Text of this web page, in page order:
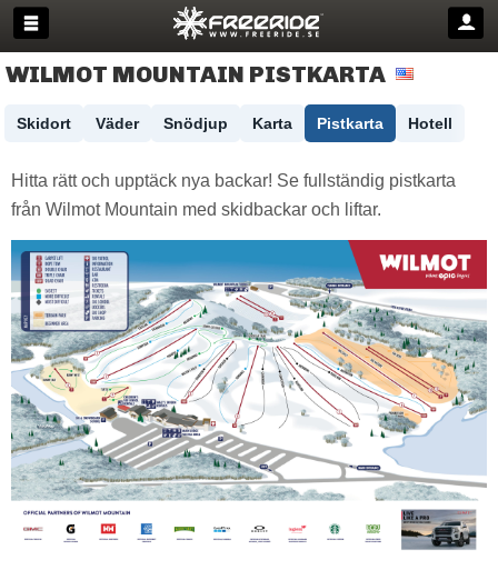
WILMOT MOUNTAIN PISTKARTA
Skidort Väder Snödjup Karta Pistkarta Hotell
Hitta rätt och upptäck nya backar! Se fullständig pistkarta
från Wilmot Mountain med skidbackar och liftar.